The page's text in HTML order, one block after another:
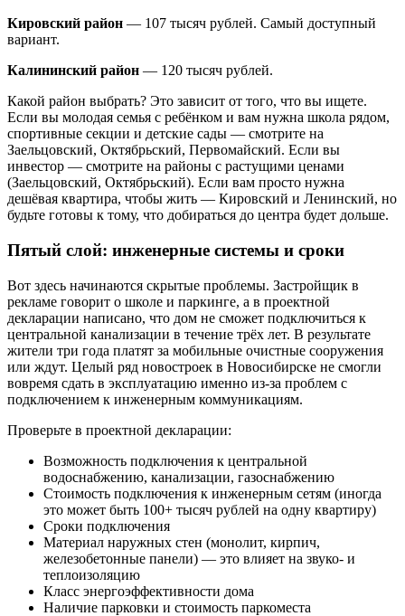
Кировский район — 107 тысяч рублей. Самый доступный
вариант.
Калининский район — 120 тысяч рублей.
Какой район выбрать? Это зависит от того, что вы ищете.
Если вы молодая семья с ребёнком и вам нужна школа рядом,
спортивные секции и детские сады — смотрите на
Заельцовский, Октябрьский, Первомайский. Если вы
инвестор — смотрите на районы с растущими ценами
(Заельцовский, Октябрьский). Если вам просто нужна
дешёвая квартира, чтобы жить — Кировский и Ленинский, но
будьте готовы к тому, что добираться до центра будет дольше.
Пятый слой: инженерные системы и сроки
Вот здесь начинаются скрытые проблемы. Застройщик в
рекламе говорит о школе и паркинге, а в проектной
декларации написано, что дом не сможет подключиться к
центральной канализации в течение трёх лет. В результате
жители три года платят за мобильные очистные сооружения
или ждут. Целый ряд новостроек в Новосибирске не смогли
вовремя сдать в эксплуатацию именно из-за проблем с
подключением к инженерным коммуникациям.
Проверьте в проектной декларации:
Возможность подключения к центральной
водоснабжению, канализации, газоснабжению
Стоимость подключения к инженерным сетям (иногда
это может быть 100+ тысяч рублей на одну квартиру)
Сроки подключения
Материал наружных стен (монолит, кирпич,
железобетонные панели) — это влияет на звуко- и
теплоизоляцию
Класс энергоэффективности дома
Наличие парковки и стоимость паркоместа